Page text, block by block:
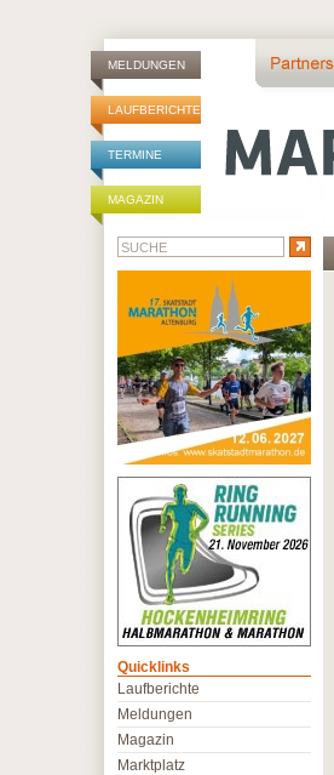
MELDUNGEN
LAUFBERICHTE
TERMINE
MAGAZIN
Quicklinks
Laufberichte
Meldungen
Magazin
Marktplatz